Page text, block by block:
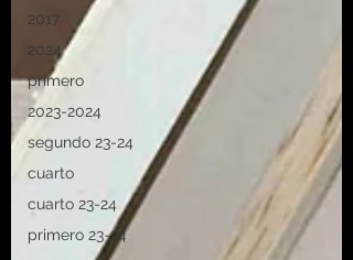
2017
2024
primero
2023-2024
segundo 23-24
cuarto
cuarto 23-24
primero 23-24